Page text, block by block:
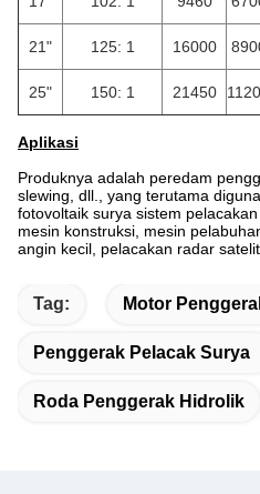
21" 125: 1 16000
25" 150: 1 21450
Aplikasi
Produknya adalah peredam
slewing, dll., yang terutama
fotovoltaik surya sistem
mesin konstruksi, mesin
angin kecil, pelacakan radar
Tag: Motor
Penggerak Pelacak Surya
Roda Penggerak Hidrolik